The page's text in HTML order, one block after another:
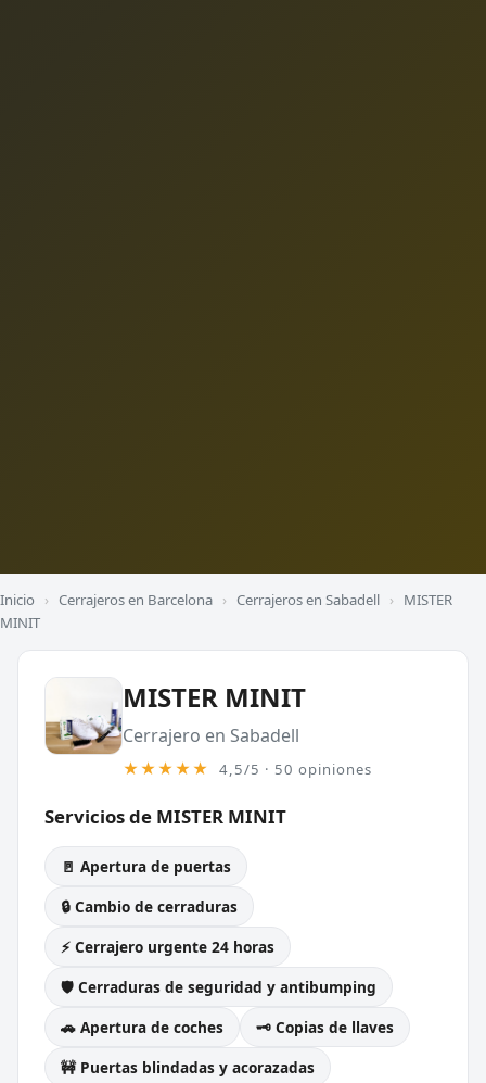
Inicio › Cerrajeros en Barcelona › Cerrajeros en Sabadell › MISTER
MINIT
MISTER MINIT
Cerrajero en Sabadell
★★★★★ 4,5/5 · 50 opiniones
Servicios de MISTER MINIT
🚪 Apertura de puertas
🔒 Cambio de cerraduras
⚡ Cerrajero urgente 24 horas
🛡️ Cerraduras de seguridad y antibumping
🚗 Apertura de coches
🗝️ Copias de llaves
🚧 Puertas blindadas y acorazadas